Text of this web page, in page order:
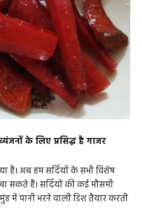
के लिए प्रसिद्ध है गाजर
है। अब हम सर्दियों के सभी विशेष
सकते हैं। सर्दियों की कई मौसमी
में पानी भरने वाली डिश तैयार करती